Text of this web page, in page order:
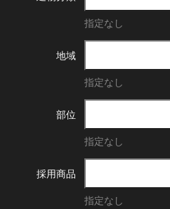
指定なし
地域
指定なし
部位
指定なし
採用商品
指定なし